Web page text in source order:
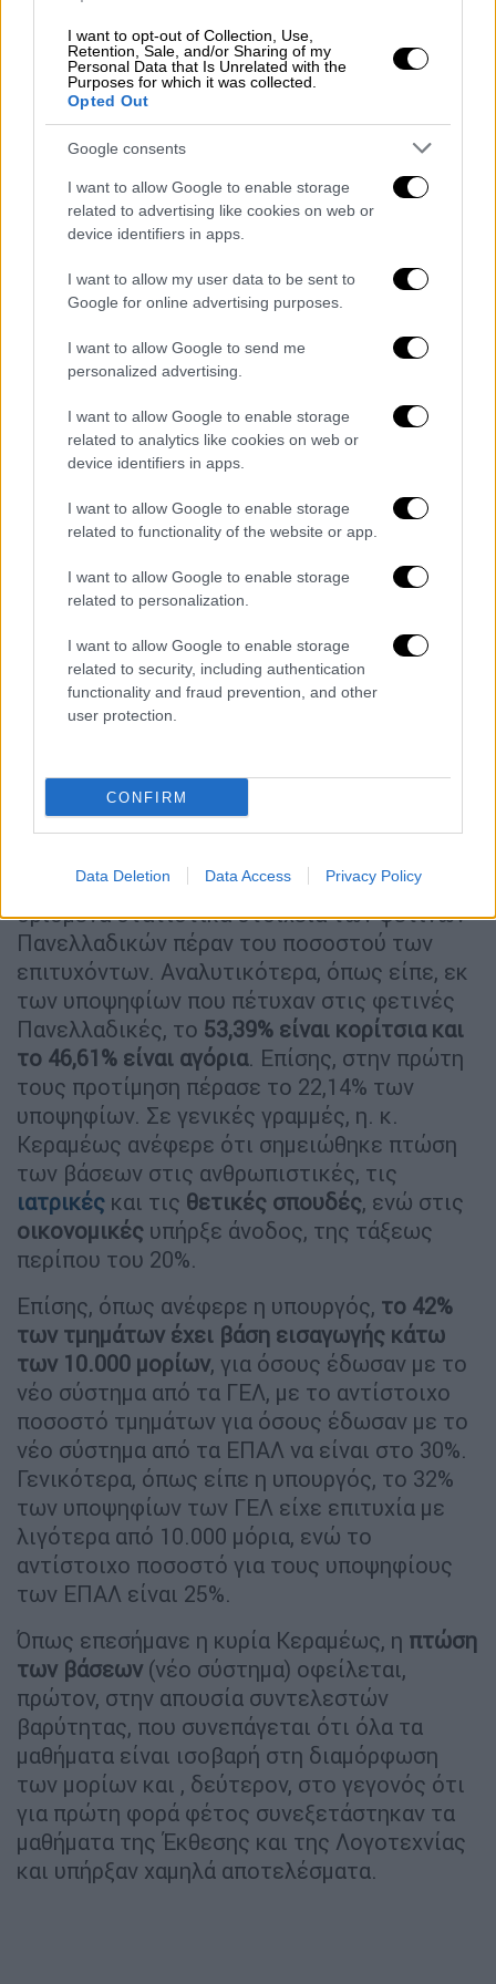
I want to opt-out of Collection, Use,
Retention, Sale, and/or Sharing of my
Personal Data that Is Unrelated with the
Purposes for which it was collected.
Opted Out
Google consents
I want to allow Google to enable storage
related to advertising like cookies on web or
device identifiers in apps.
I want to allow my user data to be sent to
Google for online advertising purposes.
I want to allow Google to send me
personalized advertising.
I want to allow Google to enable storage
related to analytics like cookies on web or
device identifiers in apps.
I want to allow Google to enable storage
related to functionality of the website or app.
I want to allow Google to enable storage
related to personalization.
I want to allow Google to enable storage
related to security, including authentication
functionality and fraud prevention, and other
user protection.
CONFIRM
Data Deletion Data Access Privacy Policy
ΕΠΙΛΟΓΗ ΑΛΛΟΓΕΝΩΝ-ΑΛΛΟΓΕΝΕΙΣ (ΕΥΡΩΠ.
ΕΝΩΣΗΣ).pdf
ΕΠΙΛΟΓΗ ΑΛΛΟΓΕΝΩΝ-ΑΛΛΟΓΕΝΕΙΣ (ΕΚΤΟΣ
ΕΥΡΩΠ. ΕΝΩΣΗΣ).pdf
ΒΑΣΕΙΣ -- ΕΠΙΛΟΓΗ 10% ΕΠΑΛ 2019-
ΗΜΕΡΗΣΙΑ -- ΠΑΝΕΛΛΑΔΙΚΕΣ 2020.pdf
ΒΑΣΕΙΣ -- ΕΠΙΛΟΓΗ 10% ΕΠΑΛ 2018-
ΗΜΕΡΗΣΙΑ -- ΠΑΝΕΛΛΑΔΙΚΕΣ 2020.pdf
ΒΑΣΕΙΣ -- ΕΠΙΛΟΓΗ 10% ΓΕΛ 2019-
ΗΜΕΡΗΣΙΑ -- ΠΑΝΕΛΛΑΔΙΚΕΣ 2020.pdf
ΒΑΣΕΙΣ -- ΕΠΙΛΟΓΗ 10% ΓΕΛ 2018-
ΗΜΕΡΗΣΙΑ -- ΠΑΝΕΛΛΑΔΙΚΕΣ 2020.pdf
υποψηφίων - Πτώση στις ιατρικές
σχολές»
Κεραμέωςέδωσε στη δημοσιότητα και
ορισμένα στατιστικά στοιχεία των φετινών
Πανελλαδικών πέραν του ποσοστού των
επιτυχόντων. Αναλυτικότερα, όπως είπε, εκ
των υποψηφίων που πέτυχαν στις φετινές
Πανελλαδικές, το 53,39% είναι κορίτσια και
το 46,61% είναι αγόρια. Επίσης, στην πρώτη
τους προτίμηση πέρασε το 22,14% των
υποψηφίων. Σε γενικές γραμμές, η. κ.
Κεραμέως ανέφερε ότι σημειώθηκε πτώση
των βάσεων στις ανθρωπιστικές, τις
ιατρικές και τις θετικές σπουδές, ενώ στις
οικονομικές υπήρξε άνοδος, της τάξεως
περίπου του 20%.
Επίσης, όπως ανέφερε η υπουργός, το 42%
των τμημάτων έχει βάση εισαγωγής κάτω
των 10.000 μορίων, για όσους έδωσαν με το
νέο σύστημα από τα ΓΕΛ, με το αντίστοιχο
ποσοστό τμημάτων για όσους έδωσαν με το
νέο σύστημα από τα ΕΠΑΛ να είναι στο 30%.
Γενικότερα, όπως είπε η υπουργός, το 32%
των υποψηφίων των ΓΕΛ είχε επιτυχία με
λιγότερα από 10.000 μόρια, ενώ το
αντίστοιχο ποσοστό για τους υποψηφίους
των ΕΠΑΛ είναι 25%.
Όπως επεσήμανε η κυρία Κεραμέως, η πτώση
των βάσεων (νέο σύστημα) οφείλεται,
πρώτον, στην απουσία συντελεστών
βαρύτητας, που συνεπάγεται ότι όλα τα
μαθήματα είναι ισοβαρή στη διαμόρφωση
των μορίων και , δεύτερον, στο γεγονός ότι
για πρώτη φορά φέτος συνεξετάστηκαν τα
μαθήματα της Έκθεσης και της Λογοτεχνίας
και υπήρξαν χαμηλά αποτελέσματα.